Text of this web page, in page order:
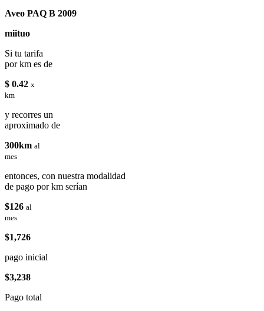
Aveo PAQ B 2009
miituo
Si tu tarifa
por km es de
$ 0.42 x
km
y recorres un
aproximado de
300km al
mes
entonces, con nuestra modalidad
de pago por km serían
$126 al
mes
$1,726
pago inicial
$3,238
Pago total